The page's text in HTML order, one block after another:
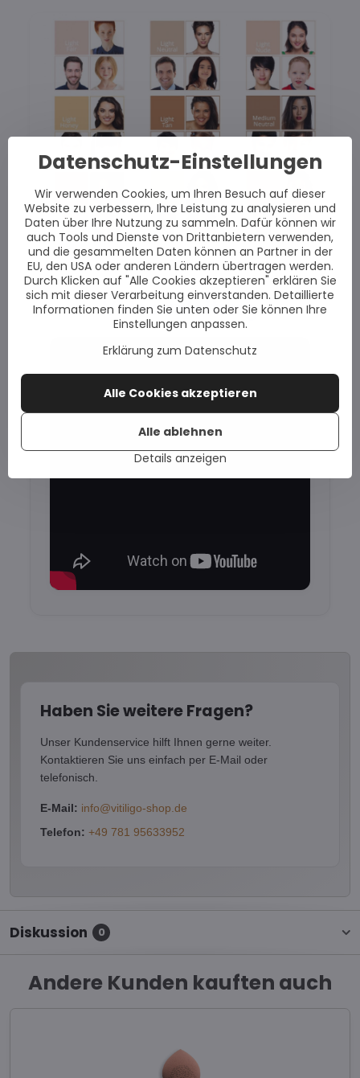
Videoanleitung
Haben Sie weitere Fragen?
Unser Kundenservice hilft Ihnen gerne weiter.
Kontaktieren Sie uns einfach per E-Mail oder
telefonisch.
E-Mail: info@vitiligo-shop.de
Telefon: +49 781 95633952
Diskussion 0
Andere Kunden kauften auch
Datenschutz-Einstellungen
Wir verwenden Cookies, um Ihren Besuch auf dieser
Website zu verbessern, Ihre Leistung zu analysieren und
Daten über Ihre Nutzung zu sammeln. Dafür können wir
auch Tools und Dienste von Drittanbietern verwenden,
und die gesammelten Daten können an Partner in der
EU, den USA oder anderen Ländern übertragen werden.
Durch Klicken auf "Alle Cookies akzeptieren" erklären Sie
sich mit dieser Verarbeitung einverstanden. Detaillierte
Informationen finden Sie unten oder Sie können Ihre
Einstellungen anpassen.
Erklärung zum Datenschutz
Details anzeigen
Alle Cookies akzeptieren
Alle ablehnen